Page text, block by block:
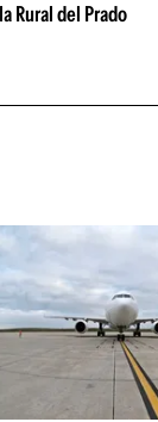
Rural del Prado